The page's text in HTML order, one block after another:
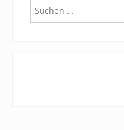
Suchen
nach: